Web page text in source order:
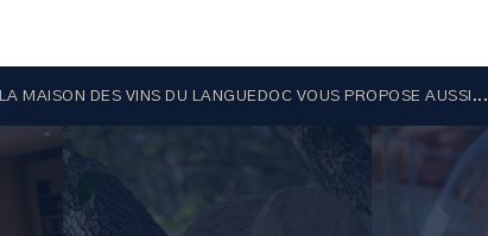
LA MAISON DES VINS DU LANGUEDOC VOUS PROPOSE AUSSI...